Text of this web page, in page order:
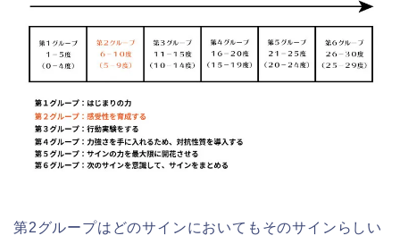
第2グループはどのサインにおいてもそのサインらしい